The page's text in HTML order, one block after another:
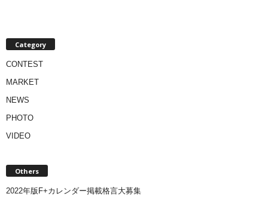
Category
CONTEST
MARKET
NEWS
PHOTO
VIDEO
Others
2022年版F+カレンダー掲載格言大募集